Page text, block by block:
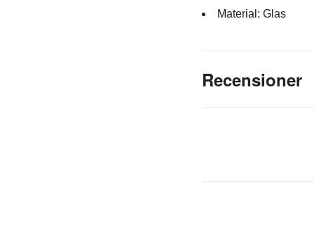
Material: Glas
Recensioner